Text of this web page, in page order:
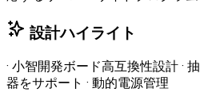
設計ハイライト
· 小智開発ボード高互換性設計 ·
器をサポート · 動的電源管理